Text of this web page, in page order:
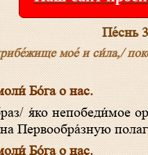
Пе́снь
мое́ и си́ла,/
Бо́га о нас.
Первообра́зную
Бо́га о нас.